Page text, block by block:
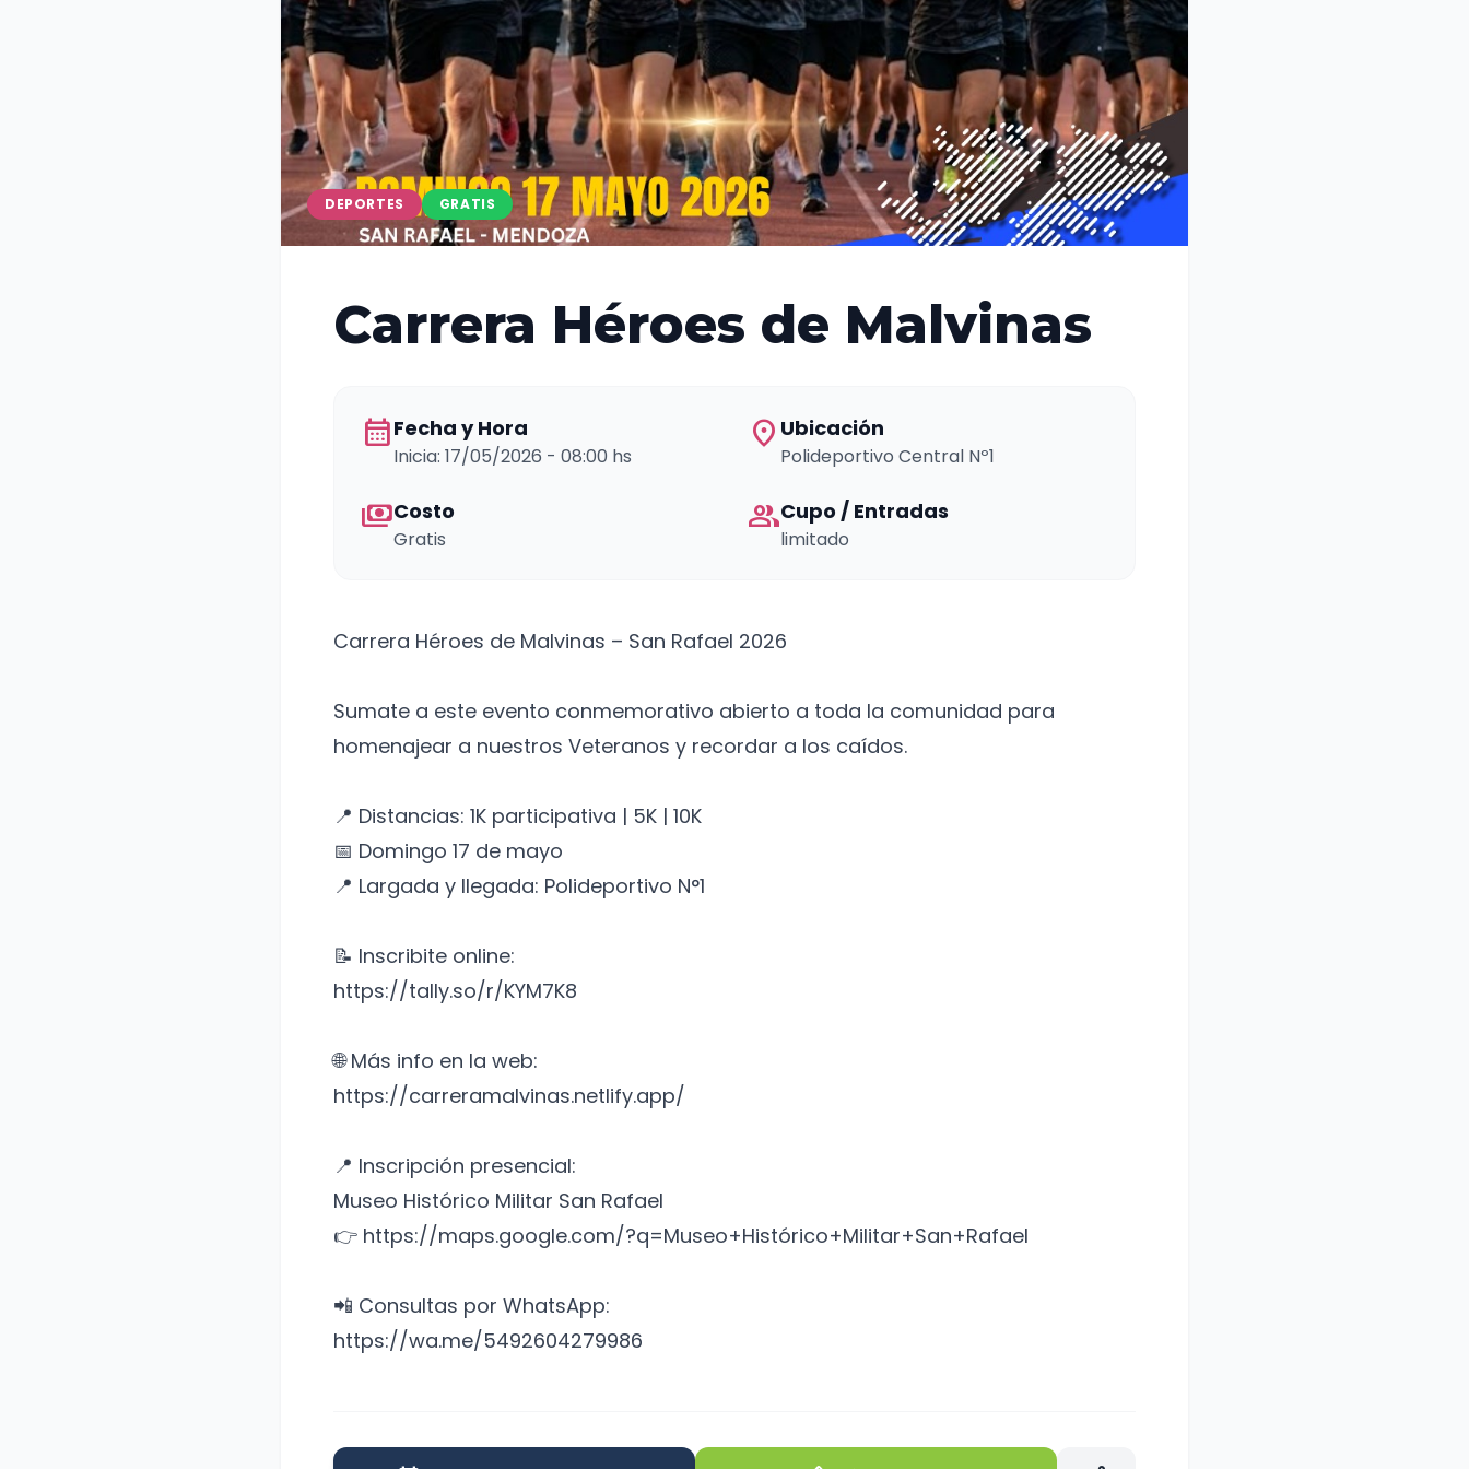
DEPORTES GRATIS
Carrera Héroes de Malvinas
calendar_monthFecha y Hora
Inicia: 17/05/2026 - 08:00 hs
location_on Ubicación
Polideportivo Central Nº1
paymentsCosto
Gratis
groupCupo / Entradas
limitado
Carrera Héroes de Malvinas – San Rafael 2026
Sumate a este evento conmemorativo abierto a toda la comunidad para
homenajear a nuestros Veteranos y recordar a los caídos.
📍 Distancias: 1K participativa | 5K | 10K
📅 Domingo 17 de mayo
📍 Largada y llegada: Polideportivo N°1
📝 Inscribite online:
https://tally.so/r/KYM7K8
🌐 Más info en la web:
https://carreramalvinas.netlify.app/
📍 Inscripción presencial:
Museo Histórico Militar San Rafael
👉 https://maps.google.com/?q=Museo+Histórico+Militar+San+Rafael
📲 Consultas por WhatsApp:
https://wa.me/5492604279986